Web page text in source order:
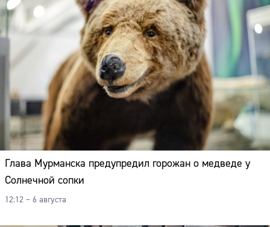
Глава Мурманска предупредил горожан о медведе у
Солнечной сопки
12:12 – 6 августа